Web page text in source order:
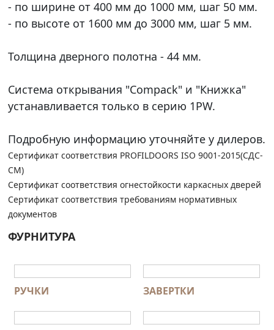
- по ширине от 400 мм до 1000 мм, шаг 50 мм.
- по высоте от 1600 мм до 3000 мм, шаг 5 мм.
Толщина дверного полотна - 44 мм.
Система открывания "Compack" и "Книжка"
устанавливается только в серию 1PW.
Подробную информацию уточняйте у дилеров.
Сертификат соответствия PROFILDOORS ISO 9001-2015(СДС-
СМ)
Сертификат соответствия огнестойкости каркасных дверей
Сертификат соответствия требованиям нормативных
документов
ФУРНИТУРА
РУЧКИ ЗАВЕРТКИ